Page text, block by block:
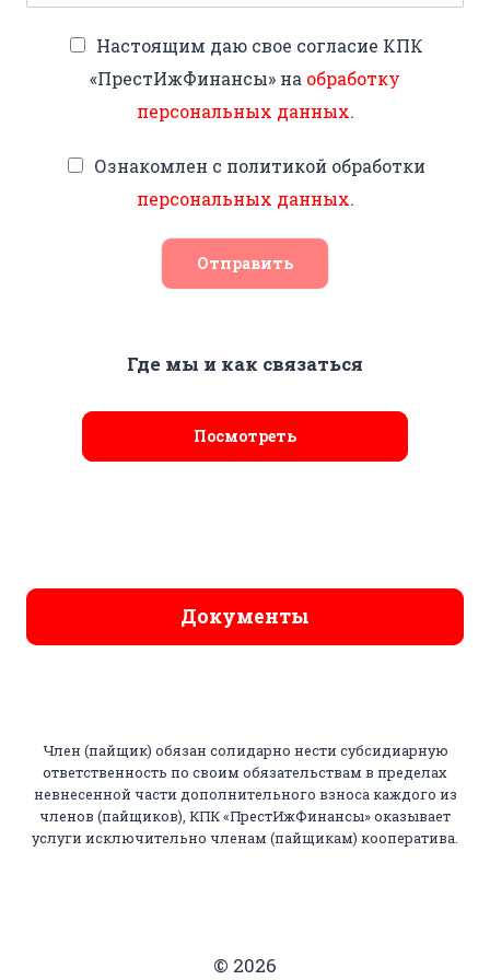
Настоящим даю свое согласие КПК
«ПрестИжФинансы» на обработку
персональных данных.
Ознакомлен с политикой обработки
персональных данных.
Отправить
Где мы и как связаться
Посмотреть
Документы
Член (пайщик) обязан солидарно нести субсидиарную
ответственность по своим обязательствам в пределах
невнесенной части дополнительного взноса каждого из
членов (пайщиков), КПК «ПрестИжФинансы» оказывает
услуги исключительно членам (пайщикам) кооператива.
© 2026